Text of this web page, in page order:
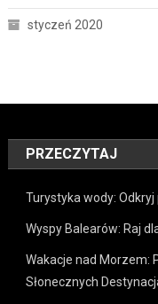
styczeń 2020
PRZECZYTAJ
Turystyka wody:
Wyspy Balearów: Raj
Wakacje nad Morzem:
Słonecznych